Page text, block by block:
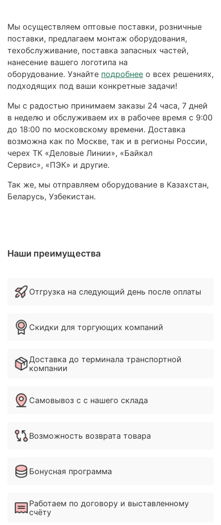
Мы осуществляем оптовые поставки, розничные
поставки, предлагаем монтаж оборудования,
техобслуживание, поставка запасных частей,
нанесение вашего логотипа на
оборудование. Узнайте подробнее о всех решениях,
подходящих под ваши конкретные задачи!
Мы с радостью принимаем заказы 24 часа, 7 дней
в неделю и обслуживаем их в рабочее время с 9:00
до 18:00 по московскому времени. Доставка
возможна как по Москве, так и в регионы России,
черех ТК «Деловые Линии», «Байкал
Сервис», «ПЭК» и другие.
Так же, мы отправляем оборудование в Казахстан,
Беларусь, Узбекистан.
Наши преимущества
Отгрузка на следующий день после оплаты
Скидки для торгующих компаний
Доставка до терминала транспортной
компании
Самовывоз с с нашего склада
Возможность возврата товара
Бонусная программа
Работаем по договору и выставленному
счёту